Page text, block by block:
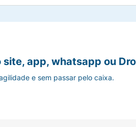
site, app, whatsapp ou
e sem passar pelo caixa.